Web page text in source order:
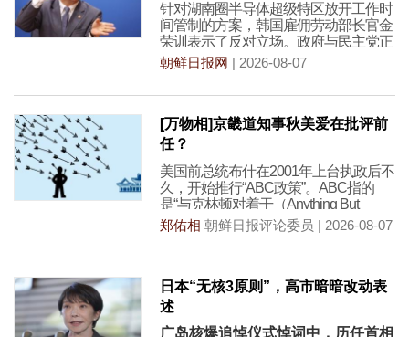
针对湖南圈半导体超级特区放开工作时
间管制的方案，韩国雇佣劳动部长官金
荣训表示了反对立场。政府与民主党正
前瞻性地考虑面向研
朝鲜日报网 | 2026-08-07
[万物相]京畿道知事秋美爱在批评前
任？
美国前总统布什在2001年上台执政后不
久，开始推行“ABC政策”。ABC指的
是“与克林顿对着干（Anything But
郑佑相 朝鲜日报评论委员 | 2026-08-07
日本“无核3原则”，高市暗暗改动表
述
广岛核爆追悼仪式悼词中，历任首相